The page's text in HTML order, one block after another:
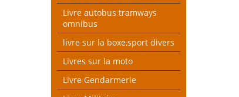
Livre autobus tramways
omnibus
livre sur la boxe,sport divers
Livres sur la moto
Livre Gendarmerie